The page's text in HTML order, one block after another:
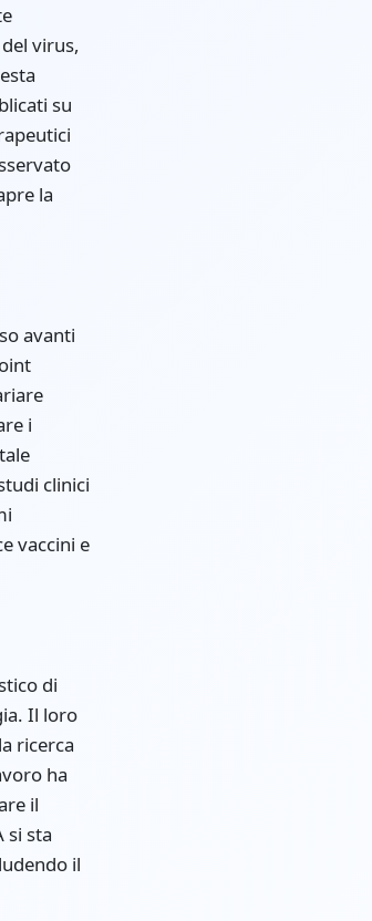
virus,
su
la
avanti
i
clinici
vaccini e
di
Il loro
ricerca
ha
il
si sta
il